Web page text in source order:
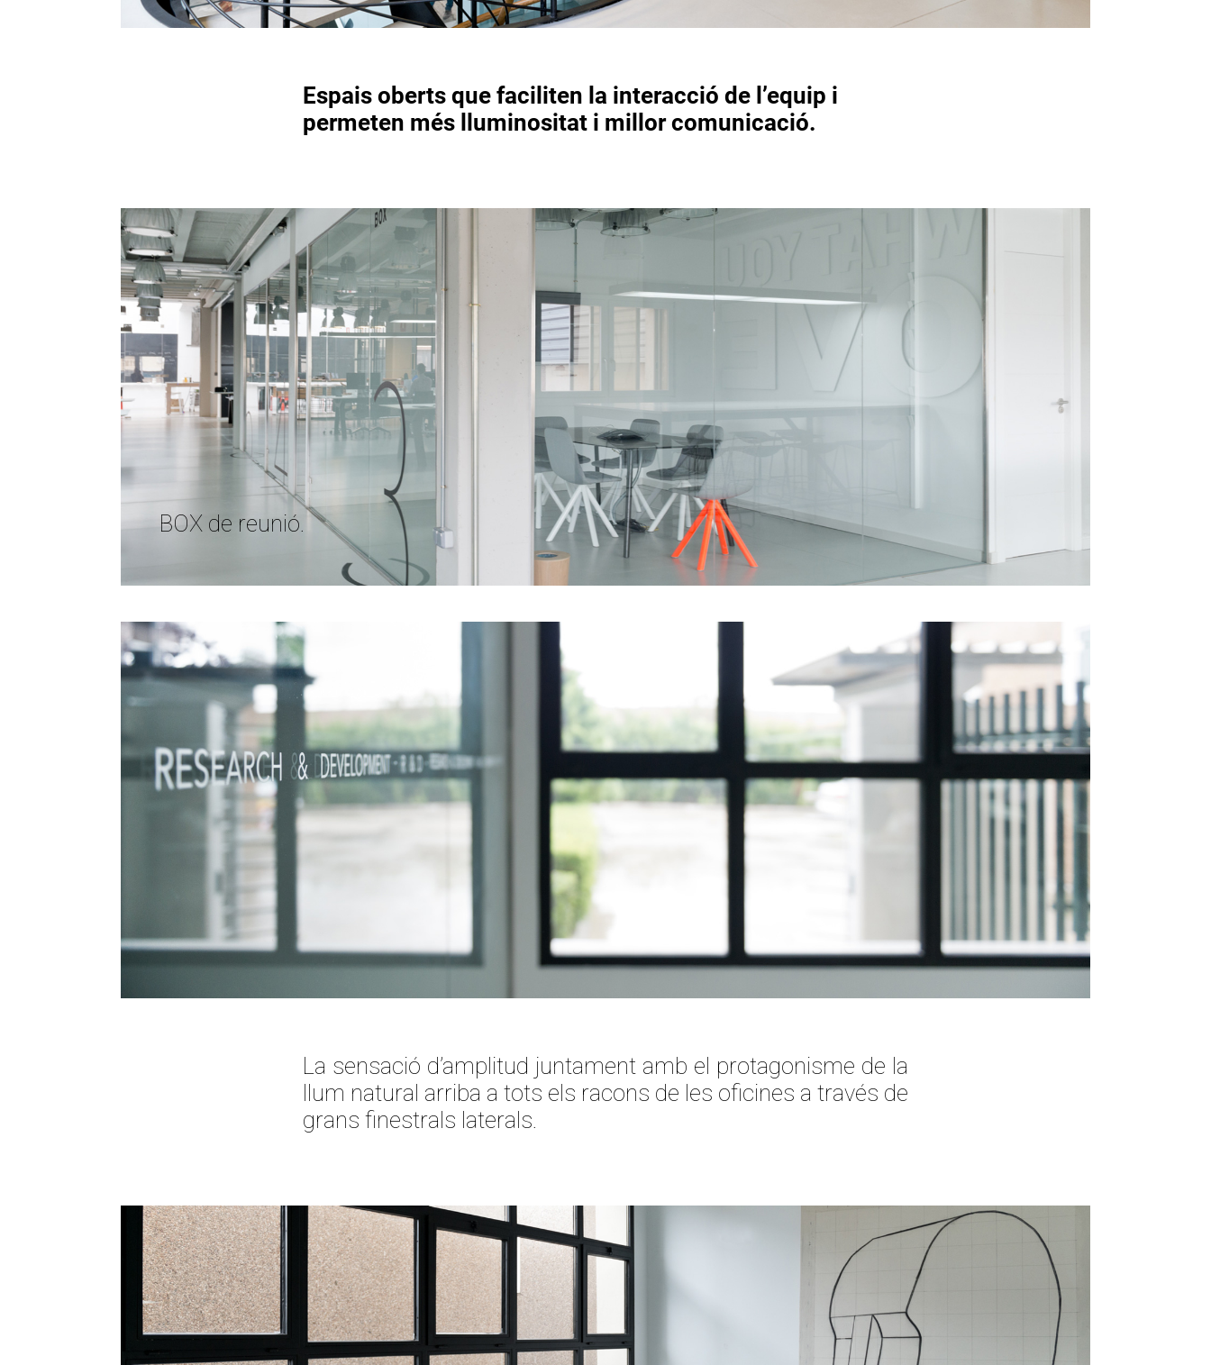
Espais oberts que faciliten la interacció de l’equip i
permeten més lluminositat i millor comunicació.
BOX de reunió.
La sensació d’amplitud juntament amb el protagonisme de la
llum natural arriba a tots els racons de les oficines a través de
grans finestrals laterals.